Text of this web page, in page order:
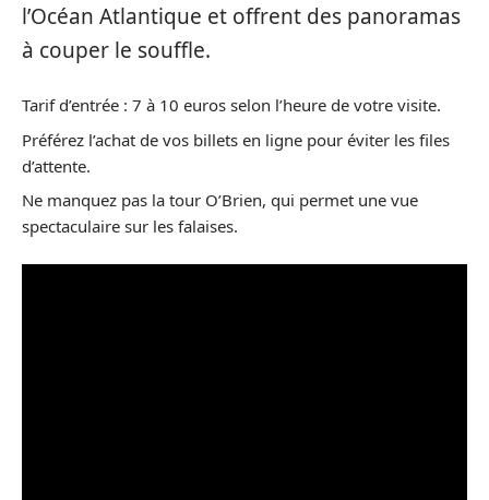
l’Océan Atlantique et offrent des panoramas
à couper le souffle.
Tarif d’entrée : 7 à 10 euros selon l’heure de votre visite.
Préférez l’achat de vos billets en ligne pour éviter les files
d’attente.
Ne manquez pas la tour O’Brien, qui permet une vue
spectaculaire sur les falaises.